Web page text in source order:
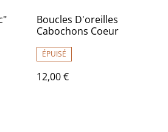
Boucles D'oreilles
Cabochons Coeur
ÉPUISÉ
12,00 €